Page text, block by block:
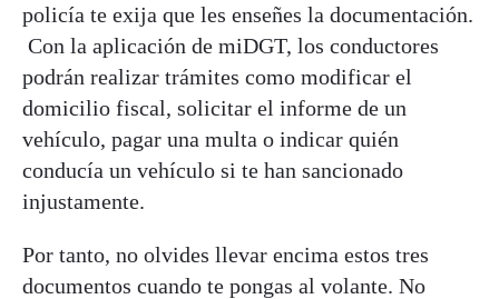
policía te exija que les enseñes la documentación.
Con la aplicación de miDGT, los conductores
podrán realizar trámites como modificar el
domicilio fiscal, solicitar el informe de un
vehículo, pagar una multa o indicar quién
conducía un vehículo si te han sancionado
injustamente.
Por tanto, no olvides llevar encima estos tres
documentos cuando te pongas al volante. No